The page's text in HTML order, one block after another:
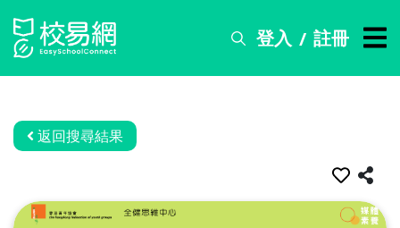
登入 / 註冊
搜
務
資
返回搜尋結果